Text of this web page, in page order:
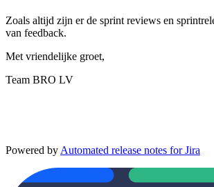
Zoals altijd zijn er de sprint reviews en
van feedback.
Met vriendelijke groet,
Team BRO LV
Powered by Automated release notes for Jira